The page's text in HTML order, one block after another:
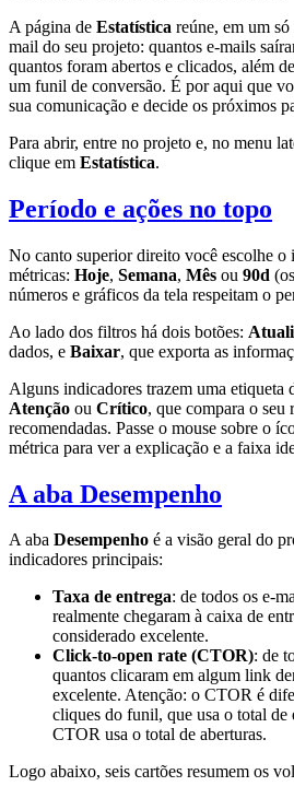
A página de Estatística reúne, em um
mail do seu projeto: quantos e-mails
quantos foram abertos e clicados, além
um funil de conversão. É por aqui que
sua comunicação e decide os próximos
Para abrir, entre no projeto e, no menu
clique em Estatística.
Período e ações no topo
No canto superior direito você escolhe o
métricas: Hoje, Semana, Mês ou 90d
números e gráficos da tela respeitam o
Ao lado dos filtros há dois botões:
dados, e Baixar, que exporta as
Alguns indicadores trazem uma etiqueta
Atenção ou Crítico, que compara o seu
recomendadas. Passe o mouse sobre o
métrica para ver a explicação e a faixa
A aba Desempenho
A aba Desempenho é a visão geral do
indicadores principais:
Taxa de entrega: de todos os e-
realmente chegaram à caixa de
considerado excelente.
Click-to-open rate (CTOR): de
quantos clicaram em algum link
excelente. Atenção: o CTOR é
cliques do funil, que usa o total de
CTOR usa o total de aberturas.
Logo abaixo, seis cartões resumem os